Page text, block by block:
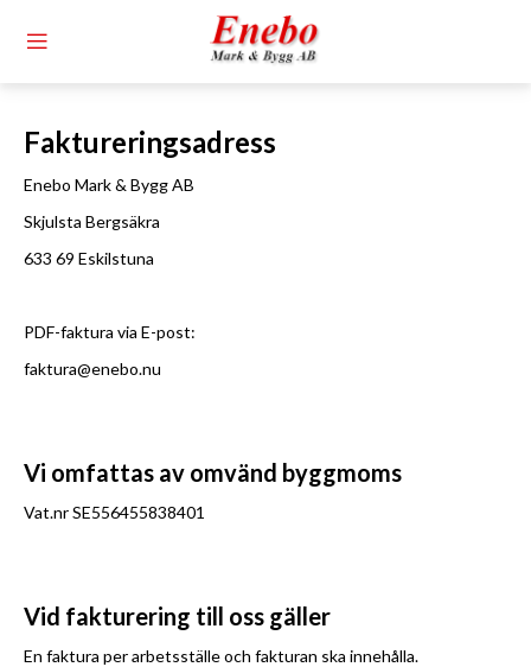
Faktureringsadress
Enebo Mark & Bygg AB
Skjulsta Bergsäkra
633 69 Eskilstuna
PDF-faktura via E-post:
faktura@enebo.nu
Vi omfattas av omvänd byggmoms
Vat.nr SE556455838401
Vid fakturering till oss gäller
En faktura per arbetsställe och fakturan ska innehålla.